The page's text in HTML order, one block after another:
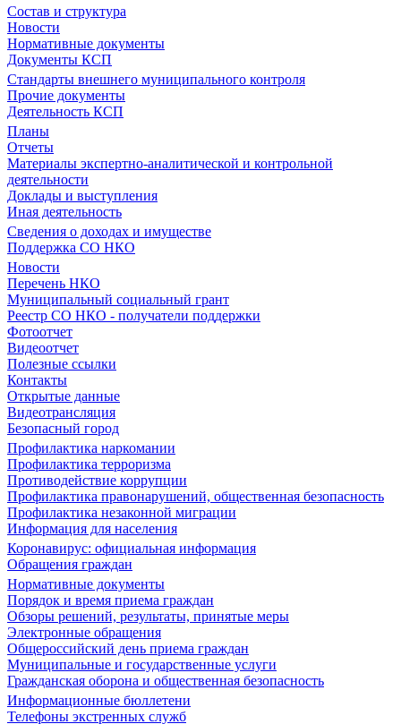
Состав и структура
Новости
Нормативные документы
Документы КСП
Стандарты внешнего муниципального контроля
Прочие документы
Деятельность КСП
Планы
Отчеты
Материалы экспертно-аналитической и контрольной
деятельности
Доклады и выступления
Иная деятельность
Сведения о доходах и имуществе
Поддержка СО НКО
Новости
Перечень НКО
Муниципальный социальный грант
Реестр СО НКО - получатели поддержки
Фотоотчет
Видеоотчет
Полезные ссылки
Контакты
Открытые данные
Видеотрансляция
Безопасный город
Профилактика наркомании
Профилактика терроризма
Противодействие коррупции
Профилактика правонарушений, общественная безопасность
Профилактика незаконной миграции
Информация для населения
Коронавирус: официальная информация
Обращения граждан
Нормативные документы
Порядок и время приема граждан
Обзоры решений, результаты, принятые меры
Электронные обращения
Общероссийский день приема граждан
Муниципальные и государственные услуги
Гражданская оборона и общественная безопасность
Информационные бюллетени
Телефоны экстренных служб